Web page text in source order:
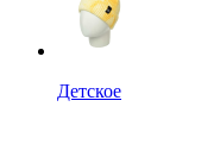
Детское